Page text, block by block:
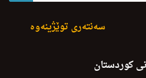
سەنتەری توێژینەوە
کوردستان